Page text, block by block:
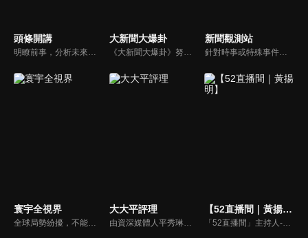
頭條開講
明瞭前事，分析未來走向，周玉琴告訴您沒想到的大小事背後真相。你不理政治，政治卻未必不會影響你！世界政治勢力結構快速改變，新時代降臨，舊思想如何進化，台灣新思路能否頂得住大國衝擊，最接近民意的聲音，都在《頭條開講》。
大新聞大爆卦
《大新聞大爆卦》努力秉持著監督政府的精神，繼續在網路上努力說出事實。
新聞觀測站
針對時事或特殊事件邀請來賓進行深度探討，或專訪各領域傑出人士。
寰宇全視界
全球局勢紛擾，不能置身事外！主播任明玥主持，嶄新一季《寰宇全視界2.0》，集結各領域重磅嘉賓，犀利評論、深度視角，帶您洞悉世界局勢脈絡，開拓兩岸和國際新視野，《寰宇全視界2.0》，帶給您最具含金量的觀點。
大大平評理
由資深媒體人平秀琳所主持的時事討論節目，針對大眾關心的議題，邀請關鍵人物或意見領袖上節目，從各種角度深入剖析，並藉由多人的觀點交流，讓新聞事件的真相掏深一點，幫助觀眾了解當下最熱門的新聞議題，期使本節目成為台灣理性討論時事的典範。
【52直播間｜黃揚明】
「52直播間」主持人-黃揚明（剝雞）為您還原「新聞真相」，給您最重磅的新聞評論。